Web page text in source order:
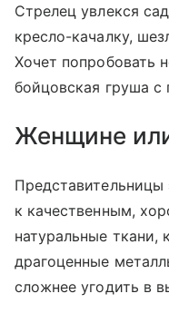
Стрелец увлекся
кресло-качалку,
Хочет попробовать
бойцовская груша с
Женщине
Представительницы
к качественным,
натуральные ткани,
драгоценные
сложнее угодить в